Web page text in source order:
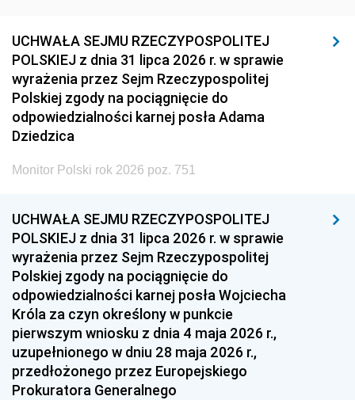
UCHWAŁA SEJMU RZECZYPOSPOLITEJ
POLSKIEJ z dnia 31 lipca 2026 r. w sprawie
wyrażenia przez Sejm Rzeczypospolitej
Polskiej zgody na pociągnięcie do
odpowiedzialności karnej posła Adama
Dziedzica
Monitor Polski rok 2026 poz. 751
UCHWAŁA SEJMU RZECZYPOSPOLITEJ
POLSKIEJ z dnia 31 lipca 2026 r. w sprawie
wyrażenia przez Sejm Rzeczypospolitej
Polskiej zgody na pociągnięcie do
odpowiedzialności karnej posła Wojciecha
Króla za czyn określony w punkcie
pierwszym wniosku z dnia 4 maja 2026 r.,
uzupełnionego w dniu 28 maja 2026 r.,
przedłożonego przez Europejskiego
Prokuratora Generalnego